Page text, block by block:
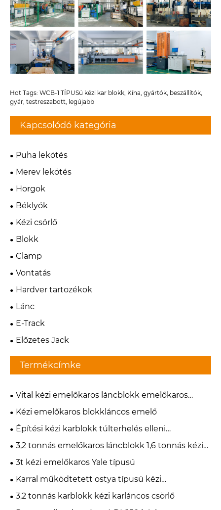
Hot Tags: WCB-1 TÍPUSú kézi kar blokk, Kína, gyártók, beszállítók,
gyár, testreszabott, legújabb
Kapcsolódó kategória
Puha lekötés
Merev lekötés
Horgok
Béklyók
Kézi csörlő
Blokk
Clamp
Vontatás
Hardver tartozékok
Lánc
E-Track
Előzetes Jack
Termékcímke
Vital kézi emelőkaros láncblokk emelőkaros
emelő
Kézi emelőkaros blokkláncos emelő
Építési kézi karblokk túlterhelés elleni
védelemmel
3,2 tonnás emelőkaros láncblokk 1,6 tonnás kézi
karblokkok emelőkaros emelő
3t kézi emelőkaros Yale típusú
Karral működtetett ostya típusú kézi
pillangószelep
3,2 tonnás karblokk kézi karláncos csörlő